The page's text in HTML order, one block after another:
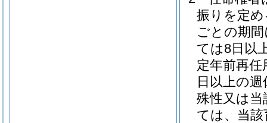
振りを定
ごとの期
ては8日以
定年前再
日以上の週
殊性又は当
ては、当